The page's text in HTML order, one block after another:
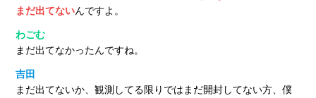
まだ出てないんですよ。
わごむ
まだ出てなかったんですね。
吉田
まだ出てないか、観測してる限りではまだ開封してない方、僕